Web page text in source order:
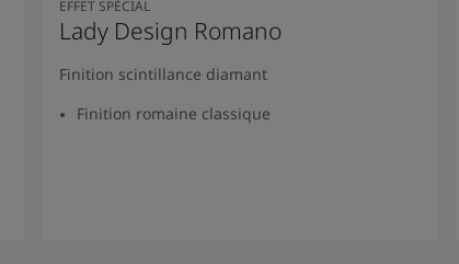
EFFET SPÉCIAL
Lady Design Romano
Finition scintillance diamant
Finition romaine classique